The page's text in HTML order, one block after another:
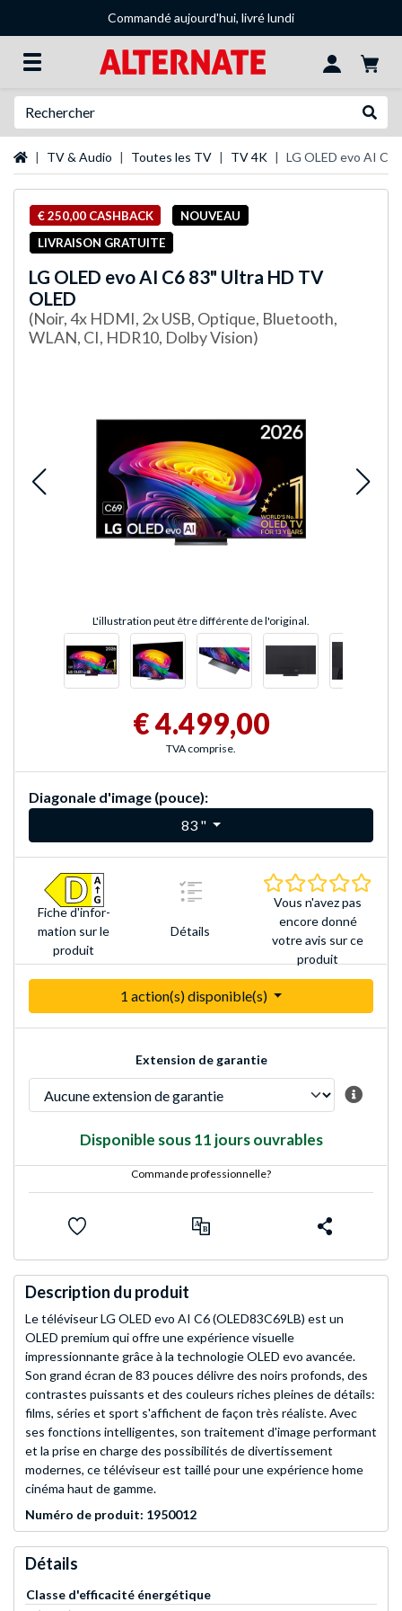
Commandé aujourd'hui, livré lundi
Page d'accueil
TV & Audio Toutes les TV TV 4K LG OLED evo AI C6
€ 250,00 CASHBACK
NOUVEAU
LIVRAISON GRATUITE
LG OLED evo AI C6 83" Ultra HD TV
OLED
(Noir, 4x HDMI, 2x USB, Optique, Bluetooth,
WLAN, CI, HDR10, Dolby Vision)
L'illustration peut être différente de l'original.
€ 4.499,00
TVA comprise.
Diagonale d'image (pouce):
83 "
Fiche d'infor­
mation sur le
produit
Détails
Vous n'avez pas
encore donné
votre avis sur ce
produit
1 action(s) disponible(s)
Extension de garantie
Disponible sous 11 jours ouvrables
Commande professionnelle?
Description du produit
Le téléviseur LG OLED evo AI C6 (OLED83C69LB) est un
OLED premium qui offre une expérience visuelle
impressionnante grâce à la technologie OLED evo avancée.
Son grand écran de 83 pouces délivre des noirs profonds, des
contrastes puissants et des couleurs riches pleines de détails:
films, séries et sport s'affichent de façon très réaliste. Avec
ses fonctions intelligentes, son traitement d'image performant
et la prise en charge des possibilités de divertissement
modernes, ce téléviseur est taillé pour une expérience home
cinéma haut de gamme.
Numéro de produit: 1950012
Détails
Classe d'efficacité énergétique